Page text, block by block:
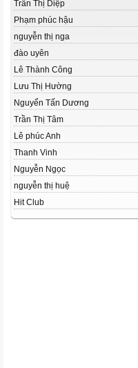
Trần Thị Diệp
Phạm phúc hậu
nguyễn thị nga
đào uyên
Lê Thành Công
Lưu Thị Hường
Nguyển Tấn Dương
Trần Thị Tâm
Lê phúc Anh
Thanh Vinh
Nguyễn Ngọc
nguyễn thị huệ
Hit Club